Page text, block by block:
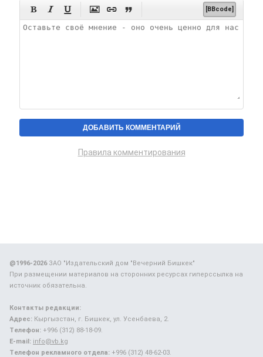
      [BBcode]
Правила комментирования
@1996-2026ЗАО "Издательский дом "Вечерний Бишкек"
При размещении материалов на сторонних ресурсах гиперссылка на
источник обязательна.
Контакты редакции:
Адрес: Кыргызстан, г. Бишкек, ул. Усенбаева, 2.
Телефон: +996 (312) 88-18-09.
E-mail: info@vb.kg
Телефон рекламного отдела: +996 (312) 48-62-03.